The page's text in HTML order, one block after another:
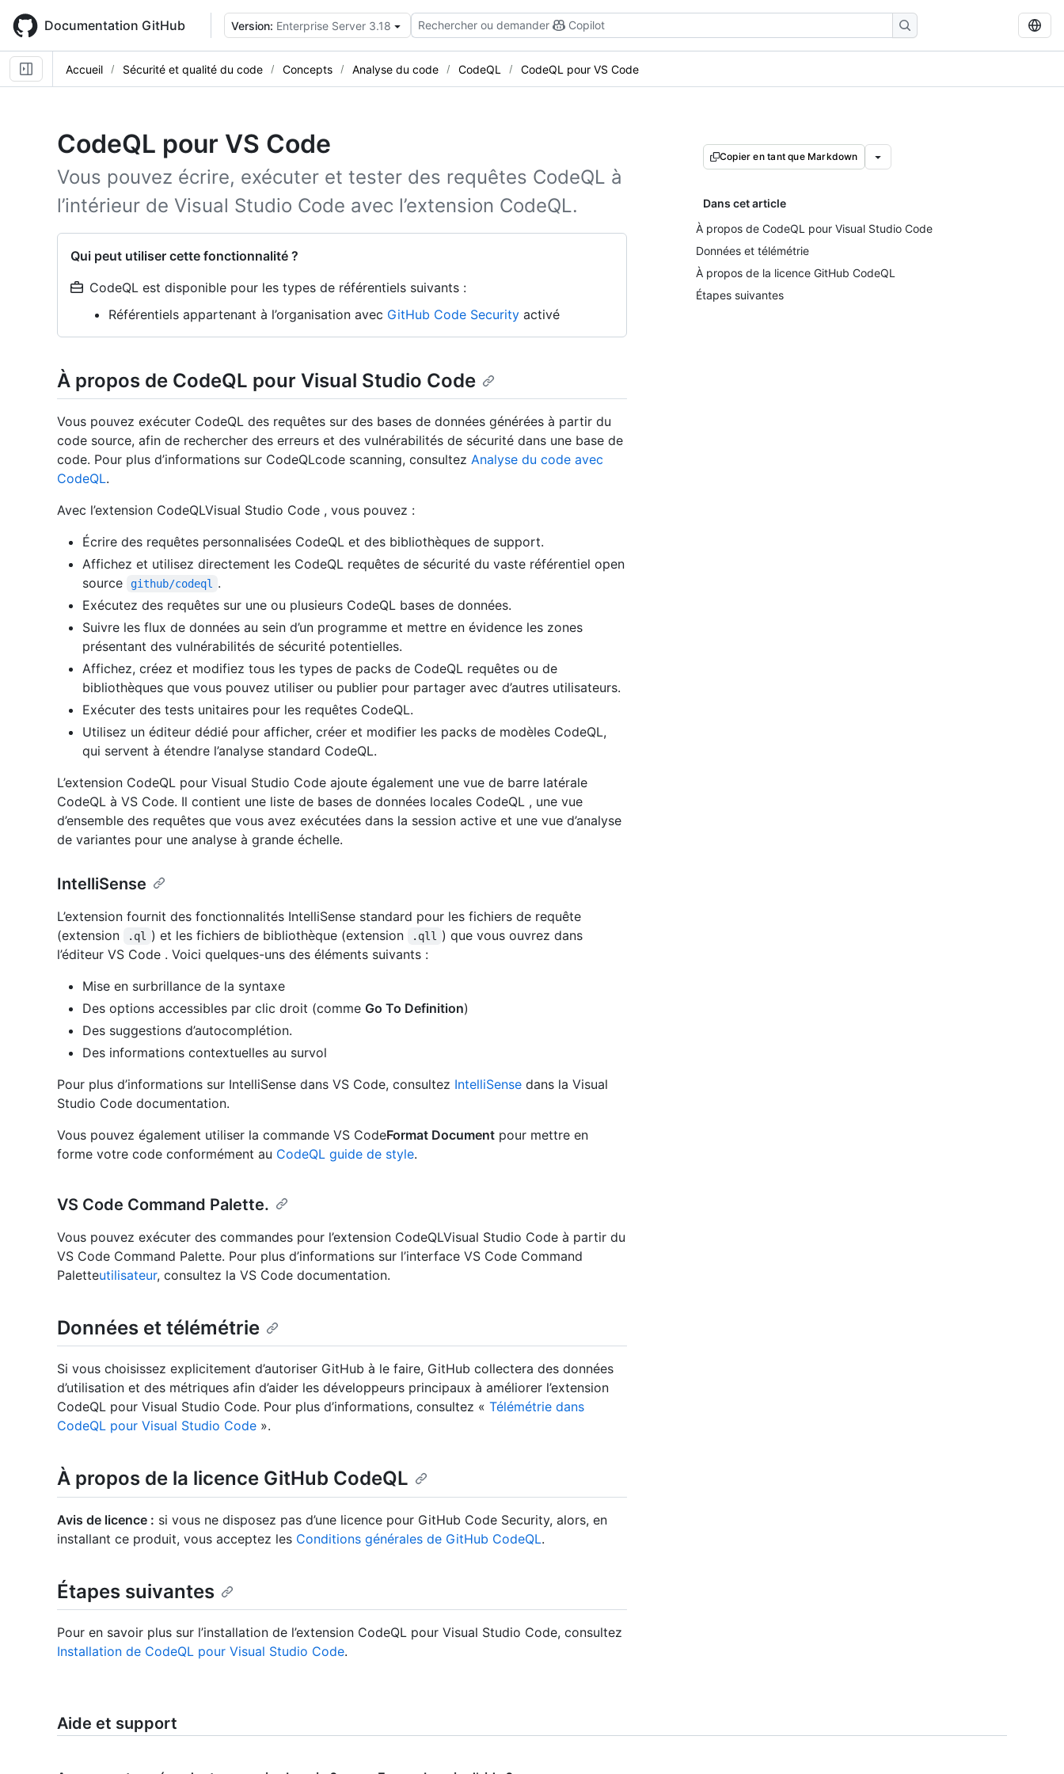
main
content
Documentation GitHub Version: Enterprise Server 3.18 Rechercher ou demander Copilot
Accueil Sécurité et qualité du code Concepts Analyse du code CodeQL CodeQL pour VS Code
CodeQL pour VS Code
Vous pouvez écrire, exécuter et tester des requêtes CodeQL à
l’intérieur de Visual Studio Code avec l’extension CodeQL.
Qui peut utiliser cette fonctionnalité ?
CodeQL est disponible pour les types de référentiels suivants :
Référentiels appartenant à l’organisation avec GitHub Code Security activé
Copier en tant que Markdown
Dans cet article
À propos de CodeQL pour Visual Studio Code
Données et télémétrie
À propos de la licence GitHub CodeQL
Étapes suivantes
À propos de CodeQL pour Visual Studio Code
Vous pouvez exécuter CodeQL des requêtes sur des bases de données générées à partir du
code source, afin de rechercher des erreurs et des vulnérabilités de sécurité dans une base de
code. Pour plus d’informations sur CodeQLcode scanning, consultez Analyse du code avec
CodeQL.
Avec l’extension CodeQLVisual Studio Code , vous pouvez :
Écrire des requêtes personnalisées CodeQL et des bibliothèques de support.
Affichez et utilisez directement les CodeQL requêtes de sécurité du vaste référentiel open
source
github/codeql
.
Exécutez des requêtes sur une ou plusieurs CodeQL bases de données.
Suivre les flux de données au sein d’un programme et mettre en évidence les zones
présentant des vulnérabilités de sécurité potentielles.
Affichez, créez et modifiez tous les types de packs de CodeQL requêtes ou de
bibliothèques que vous pouvez utiliser ou publier pour partager avec d’autres utilisateurs.
Exécuter des tests unitaires pour les requêtes CodeQL.
Utilisez un éditeur dédié pour afficher, créer et modifier les packs de modèles CodeQL,
qui servent à étendre l’analyse standard CodeQL.
L’extension CodeQL pour Visual Studio Code ajoute également une vue de barre latérale
CodeQL à VS Code. Il contient une liste de bases de données locales CodeQL , une vue
d’ensemble des requêtes que vous avez exécutées dans la session active et une vue d’analyse
de variantes pour une analyse à grande échelle.
IntelliSense
L’extension fournit des fonctionnalités IntelliSense standard pour les fichiers de requête
(extension
.ql ) et les fichiers de bibliothèque (extension .qll
) que vous ouvrez dans
l’éditeur VS Code . Voici quelques-uns des éléments suivants :
Mise en surbrillance de la syntaxe
Des options accessibles par clic droit (comme Go To Definition)
Des suggestions d’autocomplétion.
Des informations contextuelles au survol
Pour plus d’informations sur IntelliSense dans VS Code, consultez IntelliSense dans la Visual
Studio Code documentation.
Vous pouvez également utiliser la commande VS CodeFormat Document pour mettre en
forme votre code conformément au CodeQL guide de style.
VS Code Command Palette.
Vous pouvez exécuter des commandes pour l’extension CodeQLVisual Studio Code à partir du
VS Code Command Palette. Pour plus d’informations sur l’interface VS Code Command
Paletteutilisateur, consultez la VS Code documentation.
Données et télémétrie
Si vous choisissez explicitement d’autoriser GitHub à le faire, GitHub collectera des données
d’utilisation et des métriques afin d’aider les développeurs principaux à améliorer l’extension
CodeQL pour Visual Studio Code. Pour plus d’informations, consultez « Télémétrie dans
CodeQL pour Visual Studio Code ».
À propos de la licence GitHub CodeQL
Avis de licence : si vous ne disposez pas d’une licence pour GitHub Code Security, alors, en
installant ce produit, vous acceptez les Conditions générales de GitHub CodeQL.
Étapes suivantes
Pour en savoir plus sur l’installation de l’extension CodeQL pour Visual Studio Code, consultez
Installation de CodeQL pour Visual Studio Code.
Aide et support